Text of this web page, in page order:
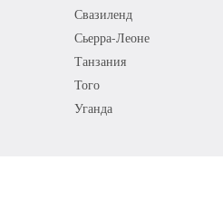
Свазиленд
Сьерра-Леоне
Танзания
Того
Уганда